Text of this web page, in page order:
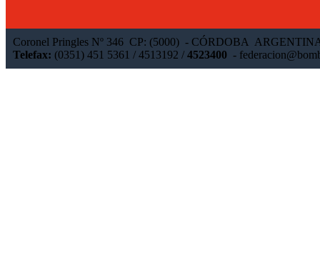
Coronel Pringles Nº 346 CP: (5000) - CÓRDOBA
Telefax: (0351) 451 5361 / 4513192 / 4523400 -